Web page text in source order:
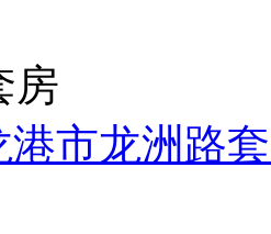
房
港市龙洲路